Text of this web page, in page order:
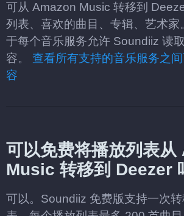
可从 Amazon Music 转移到
列表、喜欢的曲目、专辑、艺术家
于每个音乐服务允许 Soundiiz 读
容。 查看所有支持的音乐服务之
容
可以免费将播放列表从
Music 转移到 Deezer
可以。Soundiiz 免费版支持一次转